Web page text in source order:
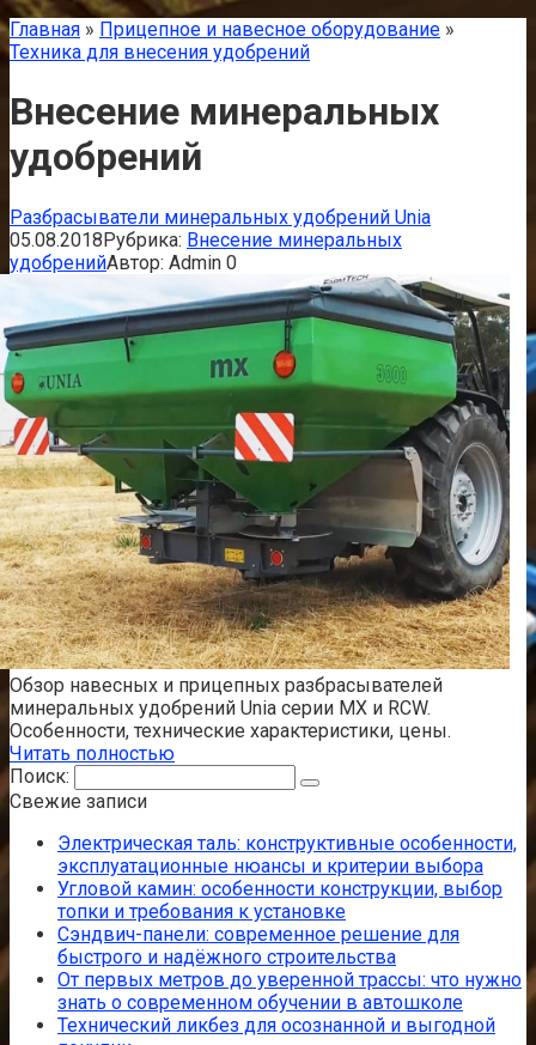
Главная » Прицепное и навесное оборудование »
Техника для внесения удобрений
Внесение минеральных
удобрений
Разбрасыватели минеральных удобрений Unia
05.08.2018Рубрика: Внесение минеральных
удобренийАвтор: Admin 0
Обзор навесных и прицепных разбрасывателей
минеральных удобрений Unia серии MX и RCW.
Особенности, технические характеристики, цены.
Читать полностью
Поиск:
Свежие записи
Электрическая таль: конструктивные особенности,
эксплуатационные нюансы и критерии выбора
Угловой камин: особенности конструкции, выбор
топки и требования к установке
Сэндвич-панели: современное решение для
быстрого и надёжного строительства
От первых метров до уверенной трассы: что нужно
знать о современном обучении в автошколе
Технический ликбез для осознанной и выгодной